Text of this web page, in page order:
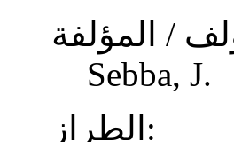
Sebba, J.
الطراز: